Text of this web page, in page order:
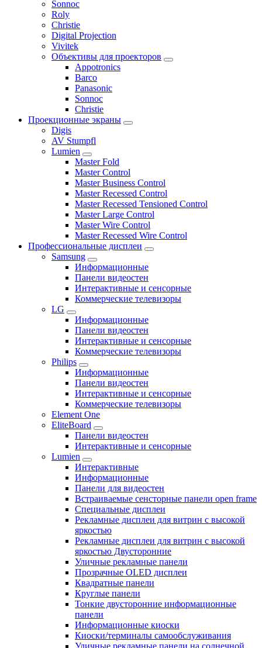
Sonnoc
Roly
Christie
Digital Projection
Vivitek
Объективы для проекторов
Appotronics
Barco
Panasonic
Sonnoc
Сhristie
Проекционные экраны
Digis
AV Stumpfl
Lumien
Master Fold
Master Control
Master Business Control
Master Recessed Control
Master Recessed Tensioned Control
Master Large Control
Master Wire Control
Master Recessed Wire Control
Профессиональные дисплеи
Samsung
Информационные
Панели видеостен
Интерактивные и сенсорные
Коммерческие телевизоры
LG
Информационные
Панели видеостен
Интерактивные и сенсорные
Коммерческие телевизоры
Philips
Информационные
Панели видеостен
Интерактивные и сенсорные
Коммерческие телевизоры
Element One
EliteBoard
Панели видеостен
Интерактивные и сенсорные
Lumien
Интерактивные
Информационные
Панели для видеостен
Встраиваемые сенсторные панели open frame
Специальные дисплеи
Рекламные дисплеи для витрин с высокой
яркостью
Рекламные дисплеи для витрин с высокой
яркостью Двусторонние
Уличные рекламные панели
Прозрачные OLED дисплеи
Квадратные панели
Круглые панели
Тонкие двусторонние информационные
панели
Информационные киоски
Киоски/терминалы самообслуживания